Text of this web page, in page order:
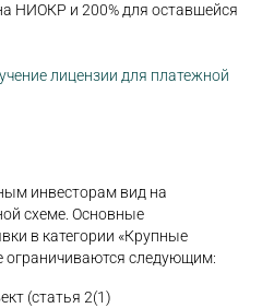
НИОКР и 200% для оставшейся
лицензии для платежной
инвесторам вид на
схеме. Основные
в категории «Крупные
ограничиваются следующим:
(статья 2(1)